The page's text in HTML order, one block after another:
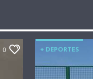
0 + DEPORTES